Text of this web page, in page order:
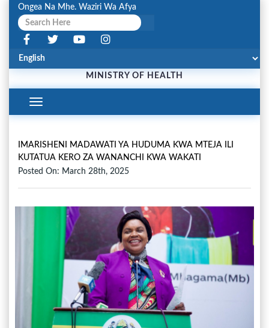
Ongea Na Mhe. Waziri Wa Afya
MINISTRY OF HEALTH
Toggle
Navigation
IMARISHENI MADAWATI YA HUDUMA KWA MTEJA ILI
KUTATUA KERO ZA WANANCHI KWA WAKATI
Posted On: March 28th, 2025